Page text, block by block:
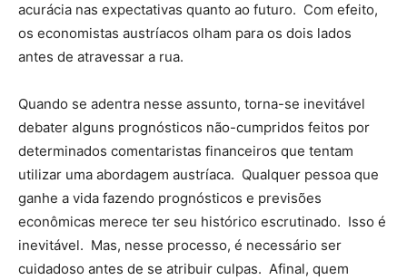
acurácia nas expectativas quanto ao futuro. Com efeito,
os economistas austríacos olham para os dois lados
antes de atravessar a rua.
Quando se adentra nesse assunto, torna-se inevitável
debater alguns prognósticos não-cumpridos feitos por
determinados comentaristas financeiros que tentam
utilizar uma abordagem austríaca. Qualquer pessoa que
ganhe a vida fazendo prognósticos e previsões
econômicas merece ter seu histórico escrutinado. Isso é
inevitável. Mas, nesse processo, é necessário ser
cuidadoso antes de se atribuir culpas. Afinal, quem